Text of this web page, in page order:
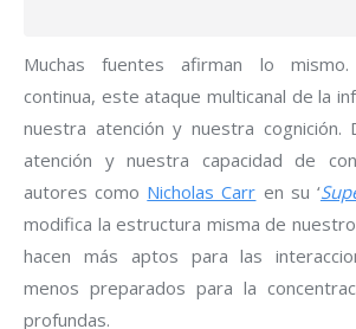
Muchas fuentes afirman lo mismo.
continua, este ataque multicanal de la
nuestra atención y nuestra cognición.
atención y nuestra capacidad de
autores como Nicholas Carr en su ‘
modifica la estructura misma de
hacen más aptos para las
menos preparados para la
profundas.